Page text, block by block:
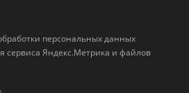
персональных данных
сервиса Яндекс.Метрика и файлов